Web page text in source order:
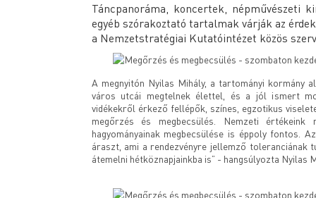
Táncpanoráma, koncertek, népművészeti
egyéb szórakoztató tartalmak várják az
a Nemzetstratégiai Kutatóintézet közös
A megnyitón Nyilas Mihály, a tartományi kormány
város utcái megtelnek élettel, és a jól ismert
vidékekről érkező fellépők, színes, egzotikus
megőrzés és megbecsülés. Nemzeti
hagyományainak megbecsülése is éppoly fontos.
áraszt, ami a rendezvényre jellemző toleranciának
átemelni hétköznapjainkba is” - hangsúlyozta Nyilas